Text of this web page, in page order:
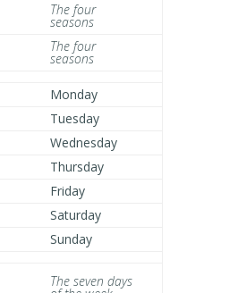
The four
seasons
The four
seasons
Monday
Tuesday
Wednesday
Thursday
Friday
Saturday
Sunday
The seven days